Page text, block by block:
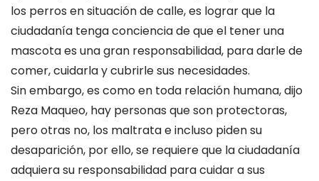
los perros en situación de calle, es lograr que la
ciudadanía tenga conciencia de que el tener una
mascota es una gran responsabilidad, para darle de
comer, cuidarla y cubrirle sus necesidades.
Sin embargo, es como en toda relación humana, dijo
Reza Maqueo, hay personas que son protectoras,
pero otras no, los maltrata e incluso piden su
desaparición, por ello, se requiere que la ciudadanía
adquiera su responsabilidad para cuidar a sus